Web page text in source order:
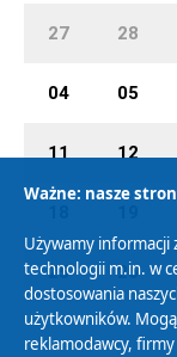
27 28
04 05
11 12
25 26
Ważne: nasze
Używamy informacji
technologii m.in. w
dostosowania
użytkowników.
reklamodawcy,